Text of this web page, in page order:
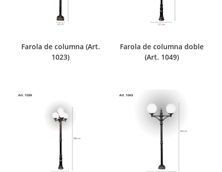
Farola de columna (Art.
1023)
Farola de columna doble
(Art. 1049)